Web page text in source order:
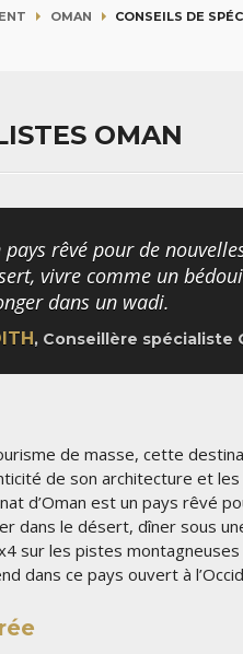
OMAN CONSEILS DE
OMAN
pays rêvé pour de
vivre comme un
dans un wadi.
, Conseillère spécialiste
de masse, cette
de son architecture et
d’Oman est un pays rêvé
dans le désert, dîner sous
sur les pistes
dans ce pays ouvert à